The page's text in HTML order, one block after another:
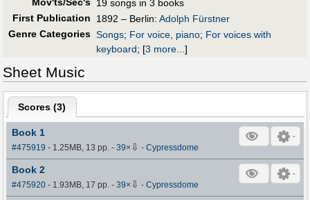
Mov'ts/Sec's 19 songs in 3 books
First Publication
1892 – Berlin: Adolph Fürstner
Genre Categories Songs; For voice, piano; For voices with
keyboard; [3 more...]
Sheet Music
Scores (3)
Book 1
#475919 - 1.25MB, 13 pp.-39× ⇩ -Cypressdome
Book 2
#475920 - 1.93MB, 17 pp.-39× ⇩ -Cypressdome